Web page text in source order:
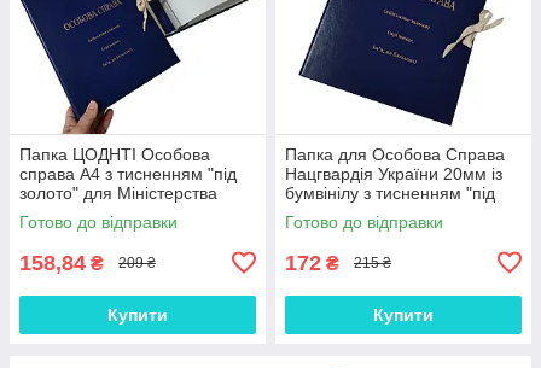
Папка ЦОДНТІ Особова
справа А4 з тисненням "під
золото" для Міністерства
оборони України без
клапанів, 20мм
Готово до відправки
158,84 ₴ 209 ₴
Купити
Папка для Особова Справа
Нацгвардія України 20мм із
бумвінілу з тисненням "під
золото" А4 з клапанами на
зав'язках
Готово до відправки
172 ₴ 215 ₴
Купити